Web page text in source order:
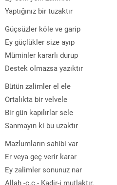
Yaptığınız bir tuzaktır
Güçsüzler köle ve garip
Ey güçlükler size ayıp
Müminler kararlı durup
Destek olmazsa yazıktır
Bütün zalimler el ele
Ortalıkta bir velvele
Bir gün kapılırlar sele
Sanmayın ki bu uzaktır
Mazlumların sahibi var
Er veya geç verir karar
Ey zalimler sonunuz nar
Allah -c.c.- Kadir-i mutlaktır.